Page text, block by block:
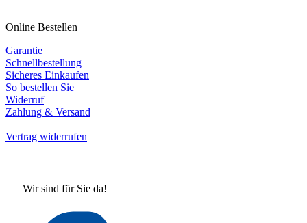
Online Bestellen
Garantie
Schnellbestellung
Sicheres Einkaufen
So bestellen Sie
Widerruf
Zahlung & Versand
Vertrag widerrufen
Wir sind für Sie da!